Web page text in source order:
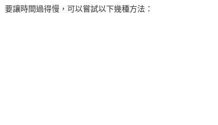
要讓時間過得慢，可以嘗試以下幾種方法：